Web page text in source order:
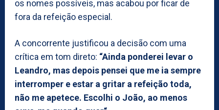
os nomes possíveis, mas acabou por ficar de
fora da refeição especial.
A concorrente justificou a decisão com uma
crítica em tom direto: “Ainda ponderei levar o
Leandro, mas depois pensei que me ia sempre
interromper e estar a gritar a refeição toda,
não me apetece. Escolhi o João, ao menos